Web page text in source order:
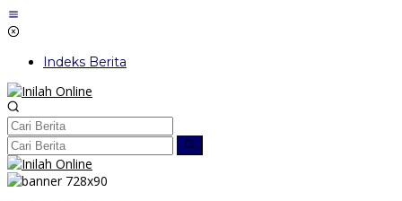
Lewati
ke
Indeks Berita